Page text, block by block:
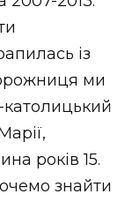
із
ми
років 15.
знайти